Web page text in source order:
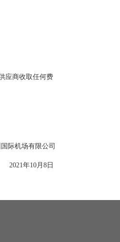
应商收取任何费
际机场有限公司
2021年10月8日